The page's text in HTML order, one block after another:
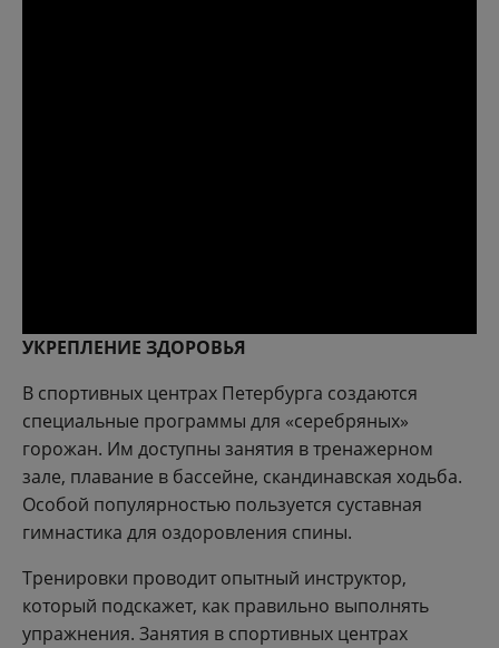
УКРЕПЛЕНИЕ ЗДОРОВЬЯ
В спортивных центрах Петербурга создаются
специальные программы для «серебряных»
горожан. Им доступны занятия в тренажерном
зале, плавание в бассейне, скандинавская ходьба.
Особой популярностью пользуется суставная
гимнастика для оздоровления спины.
Тренировки проводит опытный инструктор,
который подскажет, как правильно выполнять
упражнения. Занятия в спортивных центрах